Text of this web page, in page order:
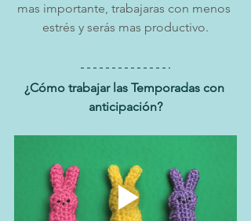
mas importante, trabajaras con menos
estrés y serás mas productivo.
¿Cómo trabajar las Temporadas con
anticipación?